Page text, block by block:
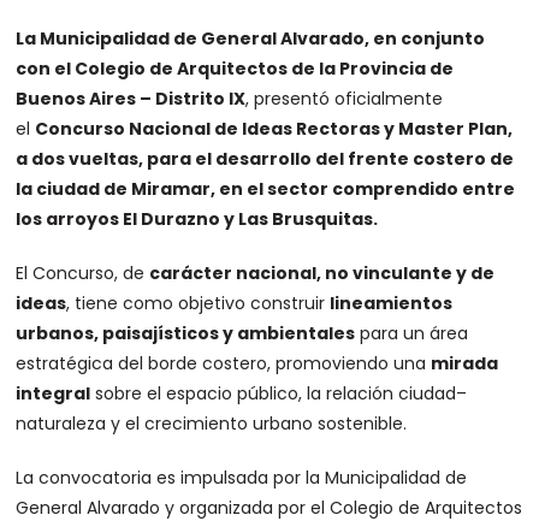
La Municipalidad de General Alvarado, en conjunto
con el Colegio de Arquitectos de la Provincia de
Buenos Aires – Distrito IX, presentó oficialmente
el Concurso Nacional de Ideas Rectoras y Master Plan,
a dos vueltas, para el desarrollo del frente costero de
la ciudad de Miramar, en el sector comprendido entre
los arroyos El Durazno y Las Brusquitas.
El Concurso, de carácter nacional, no vinculante y de
ideas, tiene como objetivo construir lineamientos
urbanos, paisajísticos y ambientales para un área
estratégica del borde costero, promoviendo una mirada
integral sobre el espacio público, la relación ciudad–
naturaleza y el crecimiento urbano sostenible.
La convocatoria es impulsada por la Municipalidad de
General Alvarado y organizada por el Colegio de Arquitectos